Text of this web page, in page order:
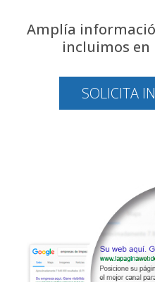
Amplía
incluimos
SOLICITA